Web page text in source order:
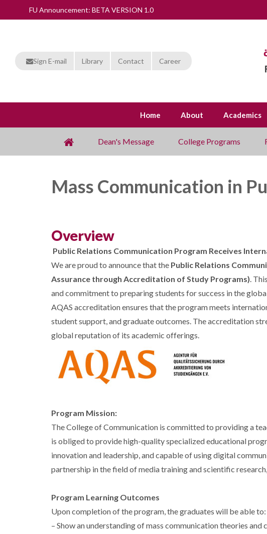
FU Announcement: BETA VERSION 1.0
Sign E-mail Library Contact Career
Home About Academics
Dean's Message College Programs
Mass Communication in
Overview
Public Relations Communication Program Receives
We are proud to announce that the Public Relations
Assurance through Accreditation of Study Programs).
and commitment to preparing students for success in the
AQAS accreditation ensures that the program meets
student support, and graduate outcomes. The accreditation
global reputation of its academic offerings.
Program Mission:
The College of Communication is committed to providing a
is obliged to provide high-quality specialized educational
innovation and leadership, and capable of using digital
partnership in the field of media training and scientific
Program Learning Outcomes
Upon completion of the program, the graduates will be able to:
– Show an understanding of mass communication theories